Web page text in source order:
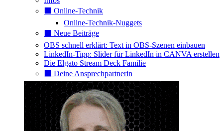
⬛️ Online-Technik
Online-Technik-Nuggets
⬛️ Neue Beiträge
OBS schnell erklärt: Text in OBS-Szenen einbauen
LinkedIn-Tipp: Slider für LinkedIn in CANVA erstellen
Die Elgato Stream Deck Familie
⬛️ Deine Ansprechpartnerin